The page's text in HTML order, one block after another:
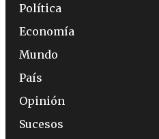
Política
Economía
Mundo
País
Opinión
Sucesos